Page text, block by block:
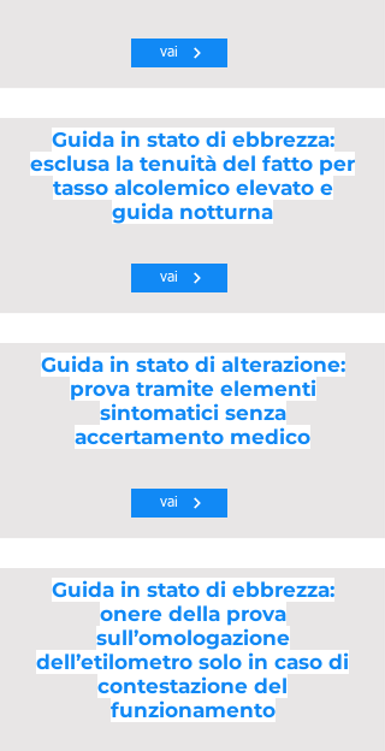
vai
Guida in stato di ebbrezza:
esclusa la tenuità del fatto per
tasso alcolemico elevato e
guida notturna
vai
Guida in stato di alterazione:
prova tramite elementi
sintomatici senza
accertamento medico
vai
Guida in stato di ebbrezza:
onere della prova
sull’omologazione
dell’etilometro solo in caso di
contestazione del
funzionamento